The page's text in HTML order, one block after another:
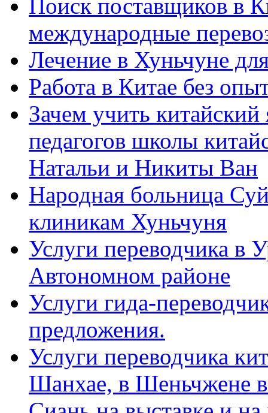
Поиск поставщиков в
международные
Лечение в Хуньчуне
Работа в Китае без
Зачем учить
педагогов школы
Натальи и Никиты Ван
Народная больница
клиникам Хуньчуня
Услуги переводчика в
Автономном районе
Услуги гида-
предложения.
Услуги переводчика
Шанхае, в Шеньчжене